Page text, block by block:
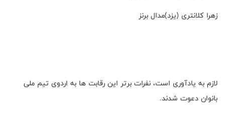
زهرا کلانتری (یزد)مدال برنز
لازم به یادآوری است، نفرات برتر این رقابت ها به اردوی تیم ملی
بانوان دعوت شدند.